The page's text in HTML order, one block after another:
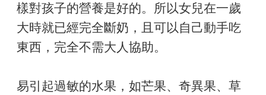
樣對孩子的營養是好的。所以女兒在一歲
大時就已經完全斷奶，且可以自己動手吃
東西，完全不需大人協助。
易引起過敏的水果，如芒果、奇異果、草